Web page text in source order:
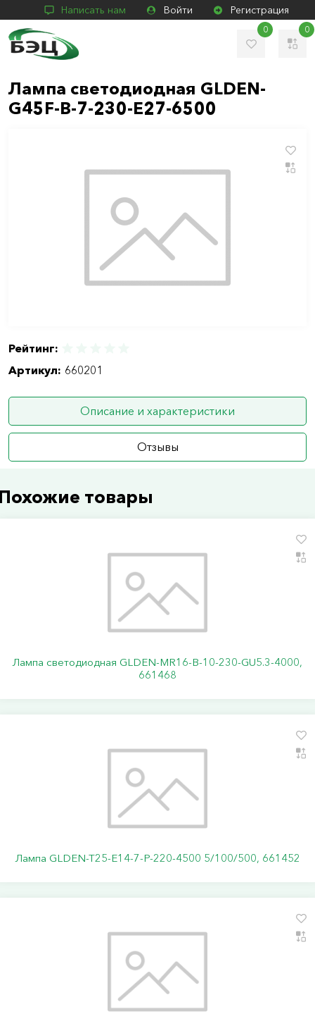
Написать нам Войти Регистрация
0 0
Лампа светодиодная GLDEN-
G45F-B-7-230-E27-6500
Рейтинг:
Артикул: 660201
Описание и характеристики
Отзывы
товары
Лампа светодиодная GLDEN-MR16-B-10-230-GU5.3-4000,
661468
Лампа GLDEN-T25-E14-7-P-220-4500 5/100/500, 661452